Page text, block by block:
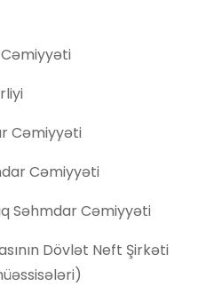
Cəmiyyəti
Cəmiyyəti
Cəmiyyəti
Səhmdar Cəmiyyəti
Dövlət Neft Şirkəti